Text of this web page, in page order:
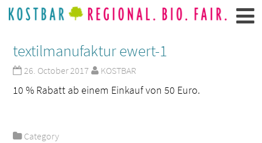
textilmanufaktur ewert-1
26. October 2017 KOSTBAR
10 % Rabatt ab einem Einkauf von 50 Euro.
Category